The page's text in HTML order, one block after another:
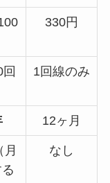
330円
1回線のみ
12ヶ月
なし